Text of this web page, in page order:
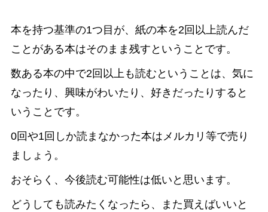
本を持つ基準の1つ目が、紙の本を2回以上読んだ
ことがある本はそのまま残すということです。
数ある本の中で2回以上も読むということは、気に
なったり、興味がわいたり、好きだったりすると
いうことです。
0回や1回しか読まなかった本はメルカリ等で売り
ましょう。
おそらく、今後読む可能性は低いと思います。
どうしても読みたくなったら、また買えばいいと